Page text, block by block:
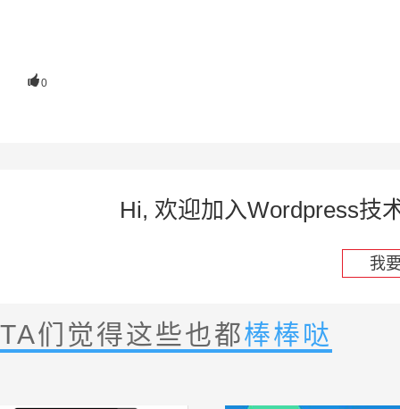
0
Hi, 欢迎加入Wordpress技
我
TA们觉得这些也都棒棒哒